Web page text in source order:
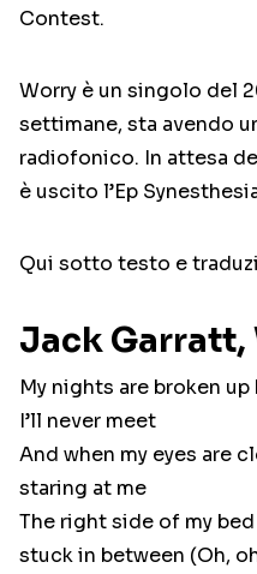
Contest.
Worry è un singolo del
settimane, sta avendo
radiofonico. In attesa
è uscito l’Ep
Qui sotto testo e
Jack Garratt,
My nights are broken
I’ll never meet
And when my eyes are
staring at me
The right side of my
stuck in between (Oh,